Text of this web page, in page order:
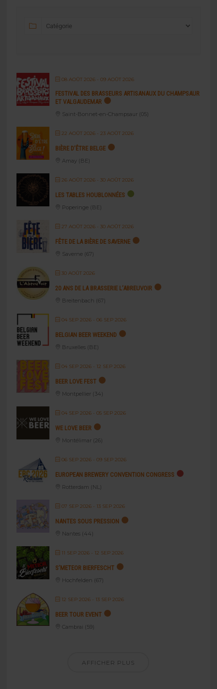
08 AOÛT 2026- 09 AOÛT 2026
FESTIVAL DES BRASSEURS ARTISANAUX DU CHAMPSAUR
ET VALGAUDEMAR
Saint-Bonnet-en-Champsaur (05)
22 AOÛT 2026- 23 AOÛT 2026
BIÈRE D’ÊTRE BELGE
Amay (BE)
26 AOÛT 2026- 30 AOÛT 2026
LES TABLES HOUBLONNÉES
Poperinge (BE)
27 AOÛT 2026- 30 AOÛT 2026
FÊTE DE LA BIÈRE DE SAVERNE
Saverne (67)
30 AOÛT 2026
20 ANS DE LA BRASSERIE L’ABREUVOIR
Breitenbach (67)
04 SEP 2026- 06 SEP 2026
BELGIAN BEER WEEKEND
Bruxelles (BE)
04 SEP 2026- 12 SEP 2026
BEER LOVE FEST
Montpellier (34)
04 SEP 2026- 05 SEP 2026
WE LOVE BEER
Montélimar (26)
06 SEP 2026- 09 SEP 2026
EUROPEAN BREWERY CONVENTION CONGRESS
Rotterdam (NL)
07 SEP 2026- 13 SEP 2026
NANTES SOUS PRESSION
Nantes (44)
11 SEP 2026- 12 SEP 2026
S’METEOR BIERFESCHT
Hochfelden (67)
12 SEP 2026- 13 SEP 2026
BEER TOUR EVENT
Cambrai (59)
AFFICHER PLUS